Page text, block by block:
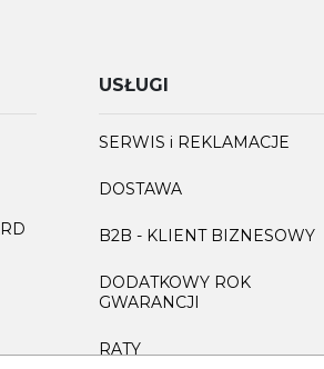
USŁUGI
SERWIS i REKLAMACJE
DOSTAWA
B2B - KLIENT BIZNESOWY
DODATKOWY ROK
GWARANCJI
RATY